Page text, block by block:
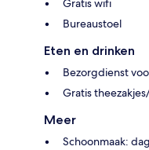
Gratis wifi
Bureaustoel
Eten en drinken
Bezorgdienst
Gratis
Meer
Schoonmaak: